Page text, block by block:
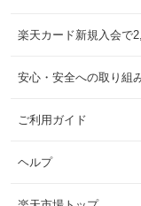
楽天カード新規入会で
安心・安全への取り組
ご利用ガイド
ヘルプ